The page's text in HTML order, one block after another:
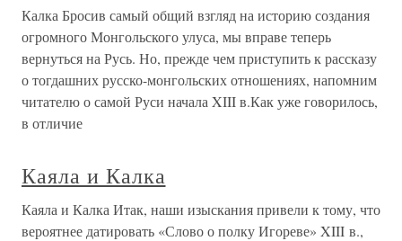
Калка Бросив самый общий взгляд на историю создания
огромного Монгольского улуса, мы вправе теперь
вернуться на Русь. Но, прежде чем приступить к рассказу
о тогдашних русско-монгольских отношениях, напомним
читателю о самой Руси начала XIII в.Как уже говорилось,
в отличие
Каяла и Калка
Каяла и Калка Итак, наши изыскания привели к тому, что
вероятнее датировать «Слово о полку Игореве» XIII в.,